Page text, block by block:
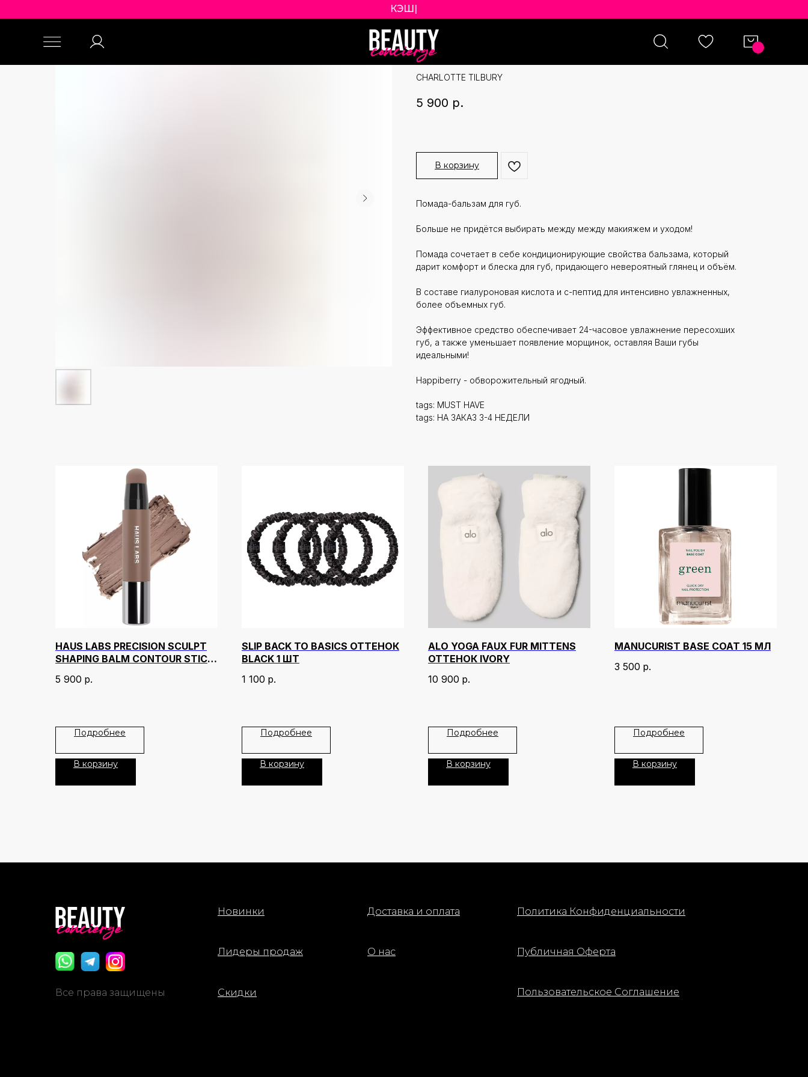
КЭШБЭК 5% Б
CHARLOTTE TILBURY HYALURONIC
HAPPIKISS ОТТЕНОК HAPPIBERRY
CHARLOTTE TILBURY
5 900 р.
В корзину
Помада-бальзам для губ.
Больше не придётся выбирать между между макияжем и уходом!
Помада сочетает в себе кондиционирующие свойства бальзама, который
дарит комфорт и блеска для губ, придающего невероятный глянец и объём.
В составе гиалуроновая кислота и с-пептид для интенсивно увлажненных,
более объемных губ.
Эффективное средство обеспечивает 24-часовое увлажнение пересохших
губ, а также уменьшает появление морщинок, оставляя Ваши губы
идеальными!
Happiberry - обворожительный ягодный.
tags: MUST HAVE
tags: НА ЗАКАЗ 3-4 НЕДЕЛИ
HAUS LABS PRECISION SCULPT
SHAPING BALM CONTOUR STICK
5 900 р.
Подробнее
В корзину
SLIP BACK TO BASICS ОТТЕНОК
BLACK 1 ШТ
1 100 р.
Подробнее
В корзину
ALO YOGA FAUX FUR MITTENS
ОТТЕНОК IVORY
10 900 р.
Подробнее
В корзину
MANUCURIST BASE COAT 15 МЛ
3 500 р.
Подробнее
В корзину
Все права защищены
Политика Конфиденциальности
Доставка и оплата
О нас Публичная Оферта
Пользовательское Соглашение
Новинки
Лидеры продаж
Скидки